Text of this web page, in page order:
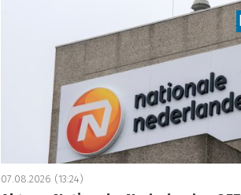
07.08.2026 (13:24)